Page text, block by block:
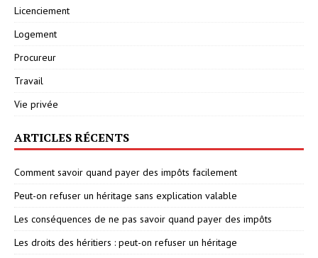
Licenciement
Logement
Procureur
Travail
Vie privée
ARTICLES RÉCENTS
Comment savoir quand payer des impôts facilement
Peut-on refuser un héritage sans explication valable
Les conséquences de ne pas savoir quand payer des impôts
Les droits des héritiers : peut-on refuser un héritage